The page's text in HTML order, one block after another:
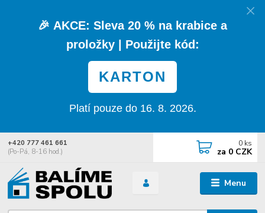
🎉 AKCE: Sleva 20 % na krabice a
proložky| Použijte kód:
KARTON
Platí pouze do 16. 8. 2026.
Menu
+420 777 461 661
(Po-Pá, 8-16 hod.)
0 ks
za 0 CZK